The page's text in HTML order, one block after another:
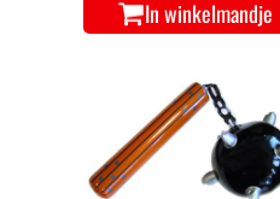
In winkelmandje